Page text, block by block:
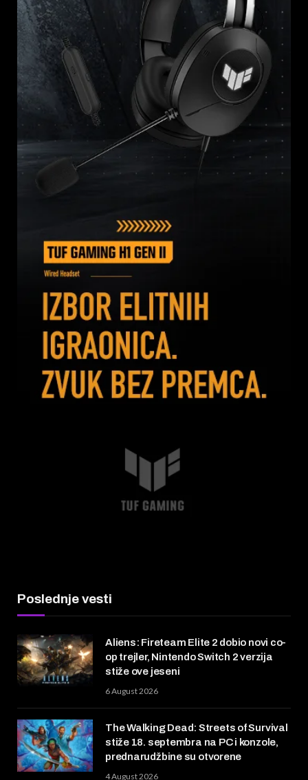
Poslednje vesti
Aliens: Fireteam Elite 2 dobio novi co-
op trejler, Nintendo Switch 2 verzija
stiže ove jeseni
6 August 2026
The Walking Dead: Streets of Survival
stiže 18. septembra na PC i konzole,
prednarudžbine su otvorene
4 August 2026